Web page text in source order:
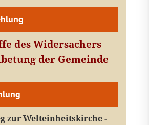
des Widersachers
der Gemeinde
zur Welteinheitskirche -